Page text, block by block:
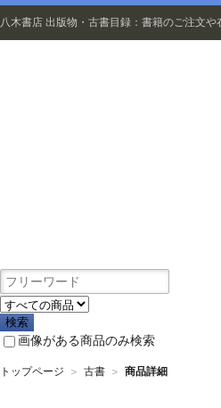
八木書店 出版物・古書目録：書籍のご注文
画像がある商品のみ検索
トップページ ＞ 古書 ＞ 商品詳細